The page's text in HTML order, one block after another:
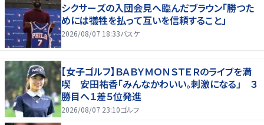
シクサーズの入団会見へ臨んだブラウン「勝つた
めには犠牲を払って互いを信頼すること」
2026/08/07 18:33バスケ
【女子ゴルフ】ＢＡＢＹＭＯＮＳＴＥＲのライブを満
喫 安田祐香「みんなかわいい。刺激になる」 ３
勝目へ１差５位発進
2026/08/07 23:10ゴルフ